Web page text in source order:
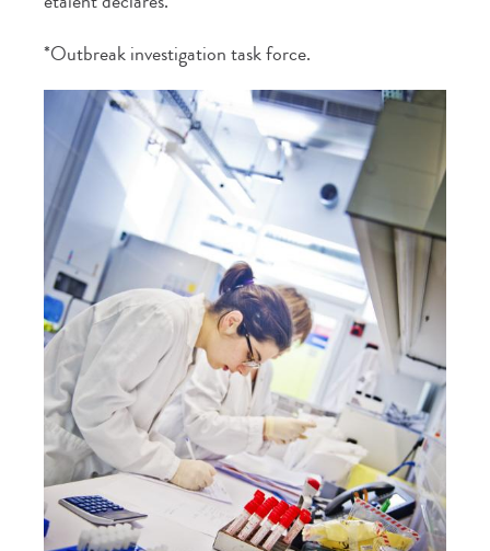
*Outbreak investigation task force.